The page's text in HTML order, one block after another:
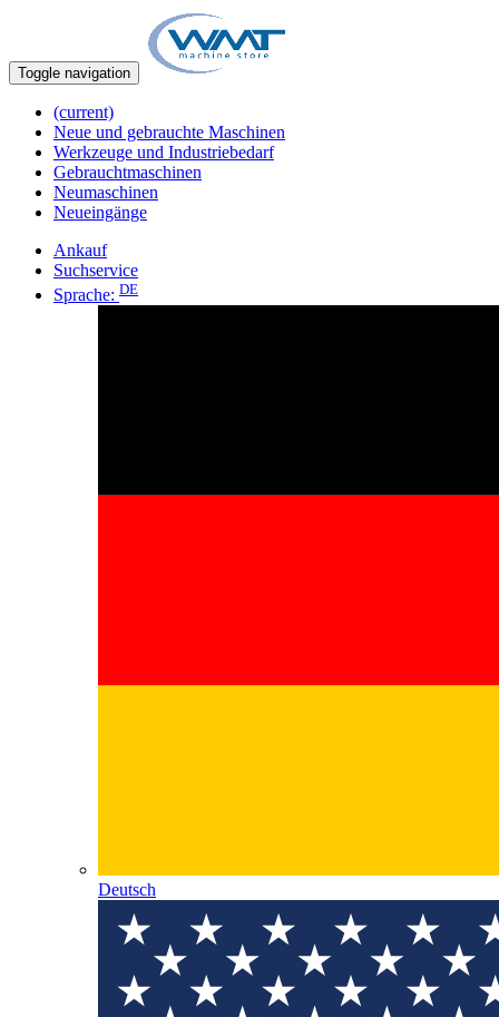
Toggle navigation
(current)
Neue und gebrauchte Maschinen
Werkzeuge und Industriebedarf
Gebrauchtmaschinen
Neumaschinen
Neueingänge
Ankauf
Suchservice
Sprache: DE
Deutsch